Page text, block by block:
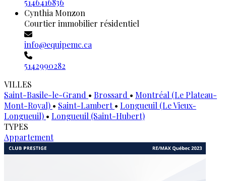
5146416836
Cynthia Monzon
Courtier immobilier résidentiel
info@equipemc.ca
5142990282
VILLES
Saint-Basile-le-Grand • Brossard • Montréal (Le Plateau-
Mont-Royal) • Saint-Lambert• Longueuil (Le Vieux-
Longueuil) • Longueuil (Saint-Hubert)
TYPES
Appartement